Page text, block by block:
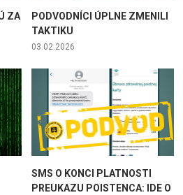
ZA
PODVODNÍCI ÚPLNE ZMENILI
TAKTIKU
03.02.2026
SMS O KONCI PLATNOSTI
PREUKAZU POISTENCA: IDE O